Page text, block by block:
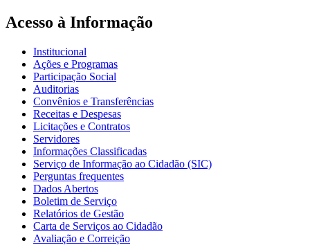
Acesso à Informação
Institucional
Ações e Programas
Participação Social
Auditorias
Convênios e Transferências
Receitas e Despesas
Licitações e Contratos
Servidores
Informações Classificadas
Serviço de Informação ao Cidadão (SIC)
Perguntas frequentes
Dados Abertos
Boletim de Serviço
Relatórios de Gestão
Carta de Serviços ao Cidadão
Avaliação e Correição